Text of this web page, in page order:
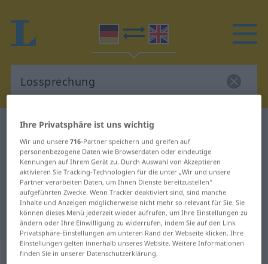
Deutsch-Englisch Wörterbuch
Deutsch-Englisch Übersetzung für
"Lossprechung"
"Lossprechung" Englisch
Übersetzung
„Lossprechung“: Femininum
Ihre Privatsphäre ist uns wichtig
Wir und unsere716-Partner speichern und greifen auf
personenbezogene Daten wie Browserdaten oder eindeutige
Kennungen auf Ihrem Gerät zu. Durch Auswahl von Akzeptieren
aktivieren Sie Tracking-Technologien für die unter „Wir und unsere
Partner verarbeiten Daten, um Ihnen Dienste bereitzustellen“
aufgeführten Zwecke. Wenn Tracker deaktiviert sind, sind manche
Inhalte und Anzeigen möglicherweise nicht mehr so relevant für Sie. Sie
können dieses Menü jederzeit wieder aufrufen, um Ihre Einstellungen zu
ändern oder Ihre Einwilligung zu widerrufen, indem Sie auf den Link
Privatsphäre-Einstellungen am unteren Rand der Webseite klicken. Ihre
Einstellungen gelten innerhalb unseres Website. Weitere Informationen
finden Sie in unserer Datenschutzerklärung.